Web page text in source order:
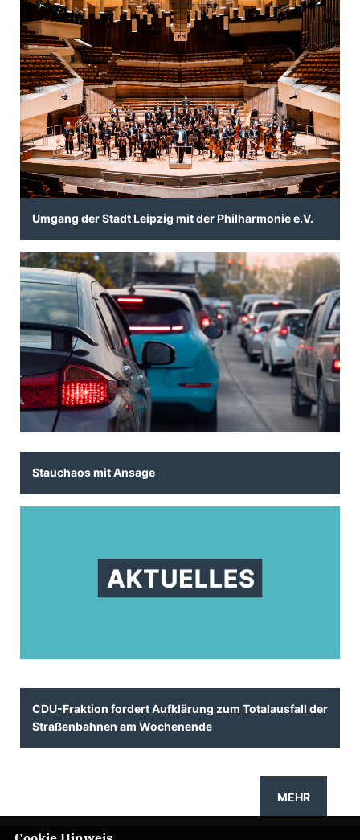
Umgang der Stadt Leipzig mit der Philharmonie e.V.
Stauchaos mit Ansage
CDU-Fraktion fordert Aufklärung zum Totalausfall der
Straßenbahnen am Wochenende
MEHR